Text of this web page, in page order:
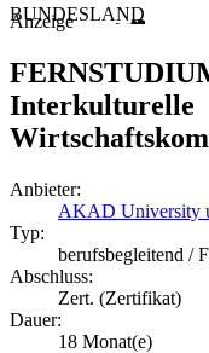
BUNDESLAND
Anzeige
Interkulturelle
Anbieter:
AKAD University
Typ:
berufsbegleitend /
Abschluss:
Zert. (Zertifikat)
Dauer:
18 Monat(e)